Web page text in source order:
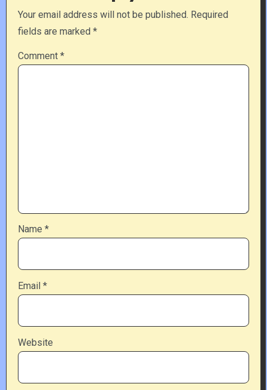
Your email address will not be published. Required
fields are marked *
Comment *
Name *
Email *
Website